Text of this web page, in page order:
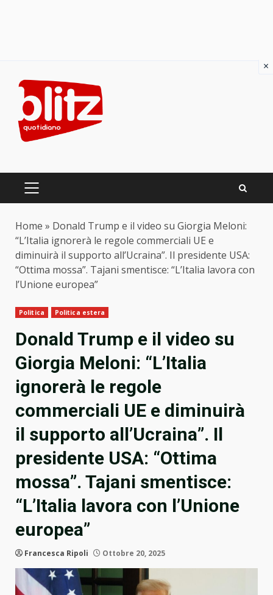
content
PRIMARY
Home » Donald Trump e il video su Giorgia Meloni:
“L’Italia ignorerà le regole commerciali UE e
diminuirà il supporto all’Ucraina”. Il presidente USA:
“Ottima mossa”. Tajani smentisce: “L’Italia lavora con
l’Unione europea”
Politica Politica estera
Donald Trump e il video su
Giorgia Meloni: “L’Italia
ignorerà le regole
commerciali UE e diminuirà
il supporto all’Ucraina”. Il
presidente USA: “Ottima
mossa”. Tajani smentisce:
“L’Italia lavora con l’Unione
europea”
Francesca Ripoli Ottobre 20, 2025
×